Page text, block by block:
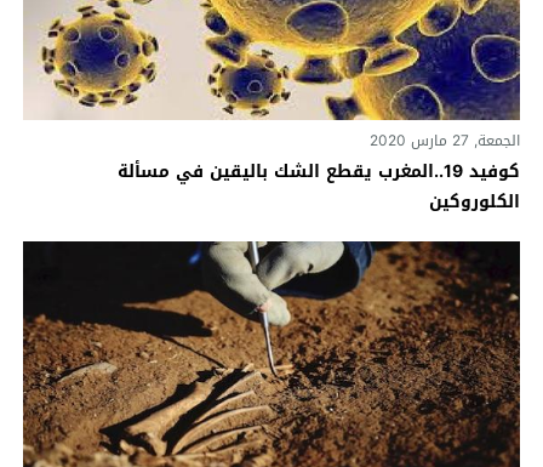
الجمعة, 27 مارس 2020
كوفيد 19..المغرب يقطع الشك باليقين في مسألة
الكلوروكين